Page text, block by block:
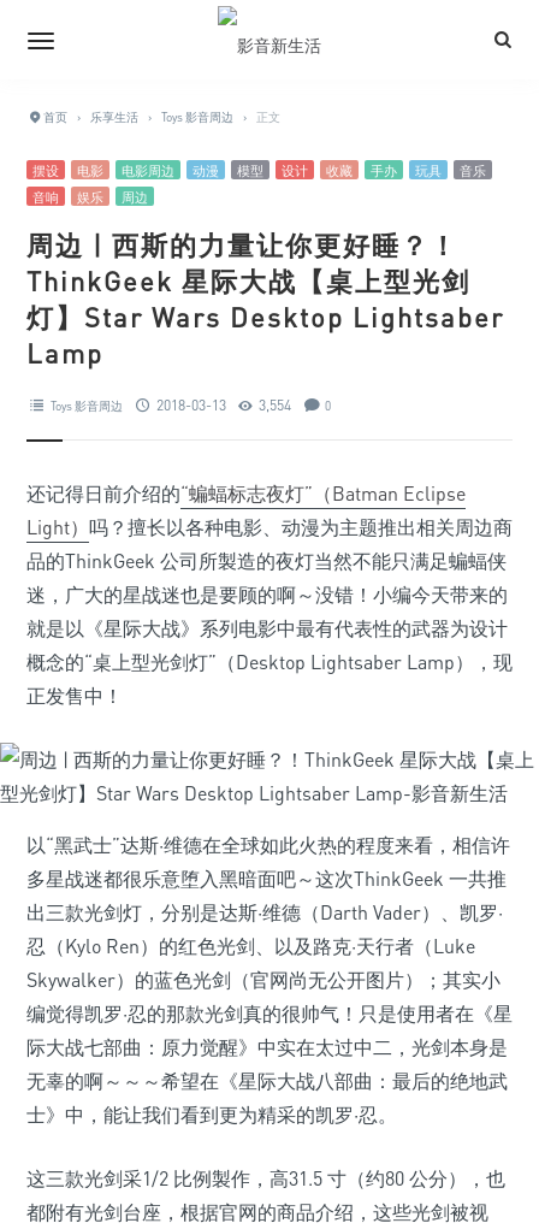
首页 › 乐享生活 › Toys 影音周边 › 正文
摆设 电影 电影周边 动漫 模型 设计 收藏 手办 玩具
音乐
音响
娱乐 周边
周边 | 西斯的力量让你更好睡？！
ThinkGeek 星际大战【桌上型光剑
灯】Star Wars Desktop Lightsaber
Lamp
Toys 影音周边 2018-03-13 3,554 0
还记得日前介绍的“蝙蝠标志夜灯”（Batman Eclipse
Light） 吗？擅长以各种电影、动漫为主题推出相关周边商
品的ThinkGeek 公司所製造的夜灯当然不能只满足蝙蝠侠
迷，广大的星战迷也是要顾的啊～没错！小编今天带来的
就是以《星际大战》系列电影中最有代表性的武器为设计
概念的“桌上型光剑灯”（Desktop Lightsaber Lamp），现
正发售中！
以“黑武士”达斯·维德在全球如此火热的程度来看，相信许
多星战迷都很乐意堕入黑暗面吧～这次ThinkGeek 一共推
出三款光剑灯，分别是达斯·维德（Darth Vader）、凯罗·
忍（Kylo Ren）的红色光剑、以及路克·天行者（Luke
Skywalker）的蓝色光剑（官网尚无公开图片）；其实小
编觉得凯罗·忍的那款光剑真的很帅气！只是使用者在《星
际大战七部曲：原力觉醒》中实在太过中二，光剑本身是
无辜的啊～～～希望在《星际大战八部曲：最后的绝地武
士》中，能让我们看到更为精采的凯罗·忍。
这三款光剑采1/2 比例製作，高31.5 寸（约80 公分），也
都附有光剑台座，根据官网的商品介绍，这些光剑被视